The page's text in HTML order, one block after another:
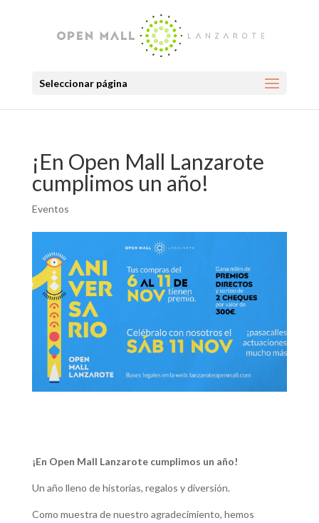
Seleccionar página
¡En Open Mall Lanzarote
cumplimos un año!
Eventos
¡En Open Mall Lanzarote cumplimos un año!
Un año lleno de historias, regalos y diversión.
Como muestra de nuestro agradecimiento, hemos